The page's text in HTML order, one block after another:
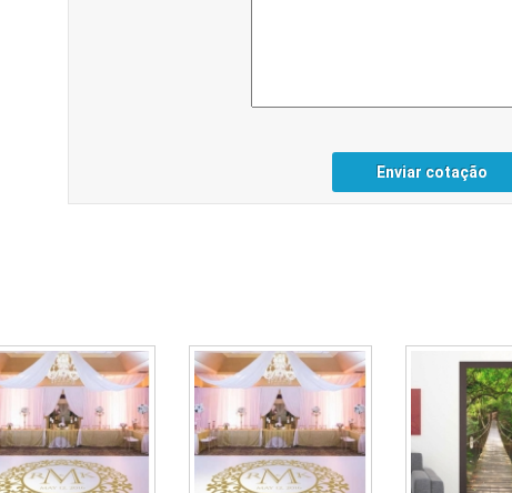
Enviar cotação